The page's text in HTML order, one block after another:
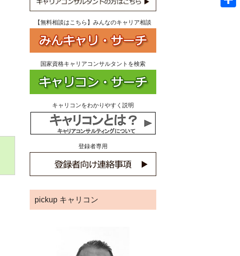
【無料相談はこちら】みんなのキャリア相談
国家資格キャリアコンサルタントを検索
キャリコンをわかりやすく説明
登録者専用
pickup キャリコン